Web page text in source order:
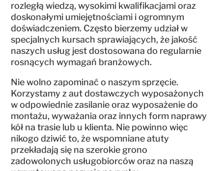
rozległą wiedzą, wysokimi kwalifikacjami oraz
doskonałymi umiejętnościami i ogromnym
doświadczeniem. Często bierzemy udział w
specjalnych kursach sprawiających, że jakość
naszych usług jest dostosowana do regularnie
rosnących wymagań branżowych.
Nie wolno zapominać o naszym sprzęcie.
Korzystamy z aut dostawczych wyposażonych
w odpowiednie zasilanie oraz wyposażenie do
montażu, wyważania oraz innych form naprawy
kół na trasie lub u klienta. Nie powinno więc
nikogo dziwić to, że wspomniane atuty
przekładają się na szerokie grono
zadowolonych usługobiorców oraz na naszą